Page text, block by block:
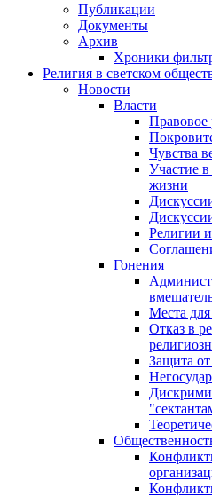
Публикации
Документы
Архив
Хроники
Религия в светском
Новости
Власти
Правовое
Чувства
Участие
жизни
Религии
Гонения
Места
Отказ в
Защита